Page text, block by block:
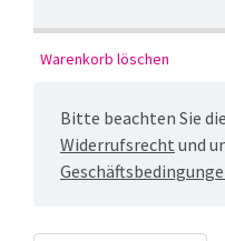
Bitte beachten Sie
Widerrufsrecht und